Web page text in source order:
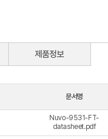
제품정보
문서명
Nuvo-9531-FT-
datasheet.pdf